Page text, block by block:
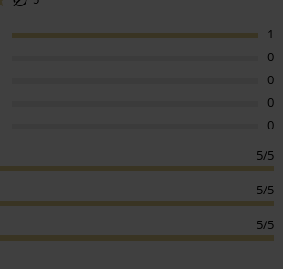
1
0
0
0
0
5/5
5/5
5/5